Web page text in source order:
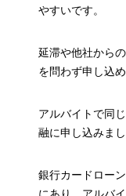
やすいです。
延滞や他社から
を問わず申し込め
アルバイトで同
融に申し込みまし
銀行カードロー